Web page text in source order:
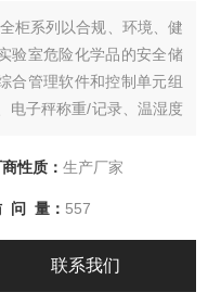
柜系列以合规、环境、健
验室危险化学品的安全储
合管理软件和控制单元组
电子秤称重/记录、温湿度
药品出库/入库/返库、库
性质： 生产厂家
问 量： 557
联系我们